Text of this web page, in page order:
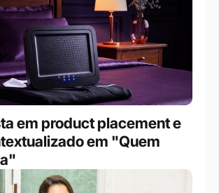
em product placement e
em "Quem